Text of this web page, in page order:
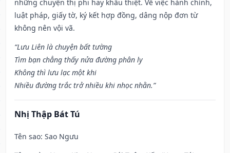
những chuyện thị phi hay khẩu thiệt. Về việc hành chính,
luật pháp, giấy tờ, ký kết hợp đồng, dâng nộp đơn từ
không nên vội vã.
“Lưu Liên là chuyện bất tường
Tìm bạn chẳng thấy nửa đường phân ly
Không thì lưu lạc một khi
Nhiều đường trắc trở nhiều khi nhọc nhằn.”
Nhị Thập Bát Tú
Tên sao: Sao Ngưu